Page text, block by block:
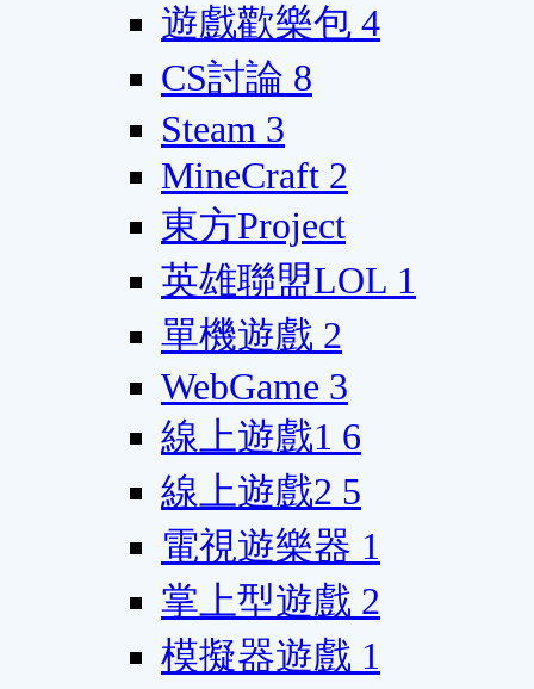
遊戲歡樂包 4
CS討論 8
Steam 3
MineCraft 2
東方Project
英雄聯盟LOL 1
單機遊戲 2
WebGame 3
線上遊戲1 6
線上遊戲2 5
電視遊樂器 1
掌上型遊戲 2
模擬器遊戲 1